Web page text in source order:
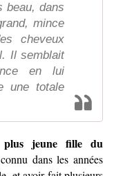
beau, dans
mince
cheveux
Il semblait
en lui
une totale
jeune fille du
dans les années